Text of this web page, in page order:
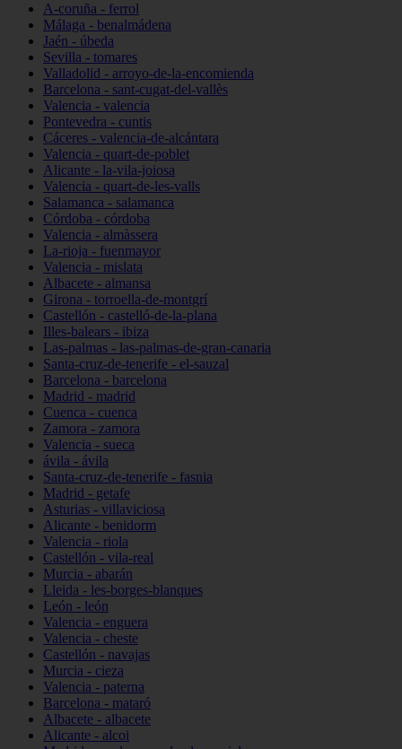
A-coruña - ferrol
Málaga - benalmádena
Jaén - úbeda
Sevilla - tomares
Valladolid - arroyo-de-la-encomienda
Barcelona - sant-cugat-del-vallès
Valencia - valencia
Pontevedra - cuntis
Cáceres - valencia-de-alcántara
Valencia - quart-de-poblet
Alicante - la-vila-joiosa
Valencia - quart-de-les-valls
Salamanca - salamanca
Córdoba - córdoba
Valencia - almàssera
La-rioja - fuenmayor
Valencia - mislata
Albacete - almansa
Girona - torroella-de-montgrí
Castellón - castelló-de-la-plana
Illes-balears - ibiza
Las-palmas - las-palmas-de-gran-canaria
Santa-cruz-de-tenerife - el-sauzal
Barcelona - barcelona
Madrid - madrid
Cuenca - cuenca
Zamora - zamora
Valencia - sueca
ávila - ávila
Santa-cruz-de-tenerife - fasnia
Madrid - getafe
Asturias - villaviciosa
Alicante - benidorm
Valencia - riola
Castellón - vila-real
Murcia - abarán
Lleida - les-borges-blanques
León - león
Valencia - enguera
Valencia - cheste
Castellón - navajas
Murcia - cieza
Valencia - paterna
Barcelona - mataró
Albacete - albacete
Alicante - alcoi